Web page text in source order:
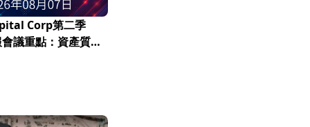
Corp第二季
議重點：資產質量